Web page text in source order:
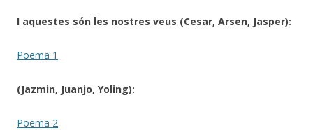
I aquestes són les nostres veus (Cesar, Arsen, Jasper):
Poema 1
(Jazmin, Juanjo, Yoling):
Poema 2